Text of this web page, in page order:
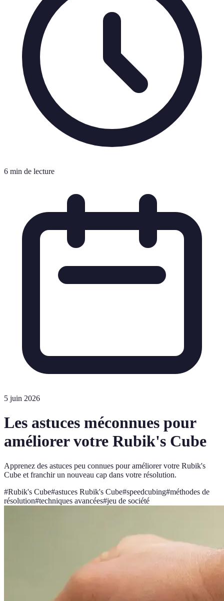
6 min de lecture
5 juin 2026
Les astuces méconnues pour
améliorer votre Rubik's Cube
Apprenez des astuces peu connues pour améliorer votre Rubik's
Cube et franchir un nouveau cap dans votre résolution.
#Rubik's Cube#astuces Rubik's Cube#speedcubing#méthodes de
résolution#techniques avancées#jeu de société